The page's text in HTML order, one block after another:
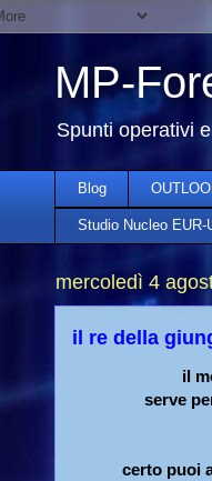
MP-
Spunti operativi
Blog
Studio Nucleo EUR-
mercoledì 4
il re della
il
serve
certo puoi